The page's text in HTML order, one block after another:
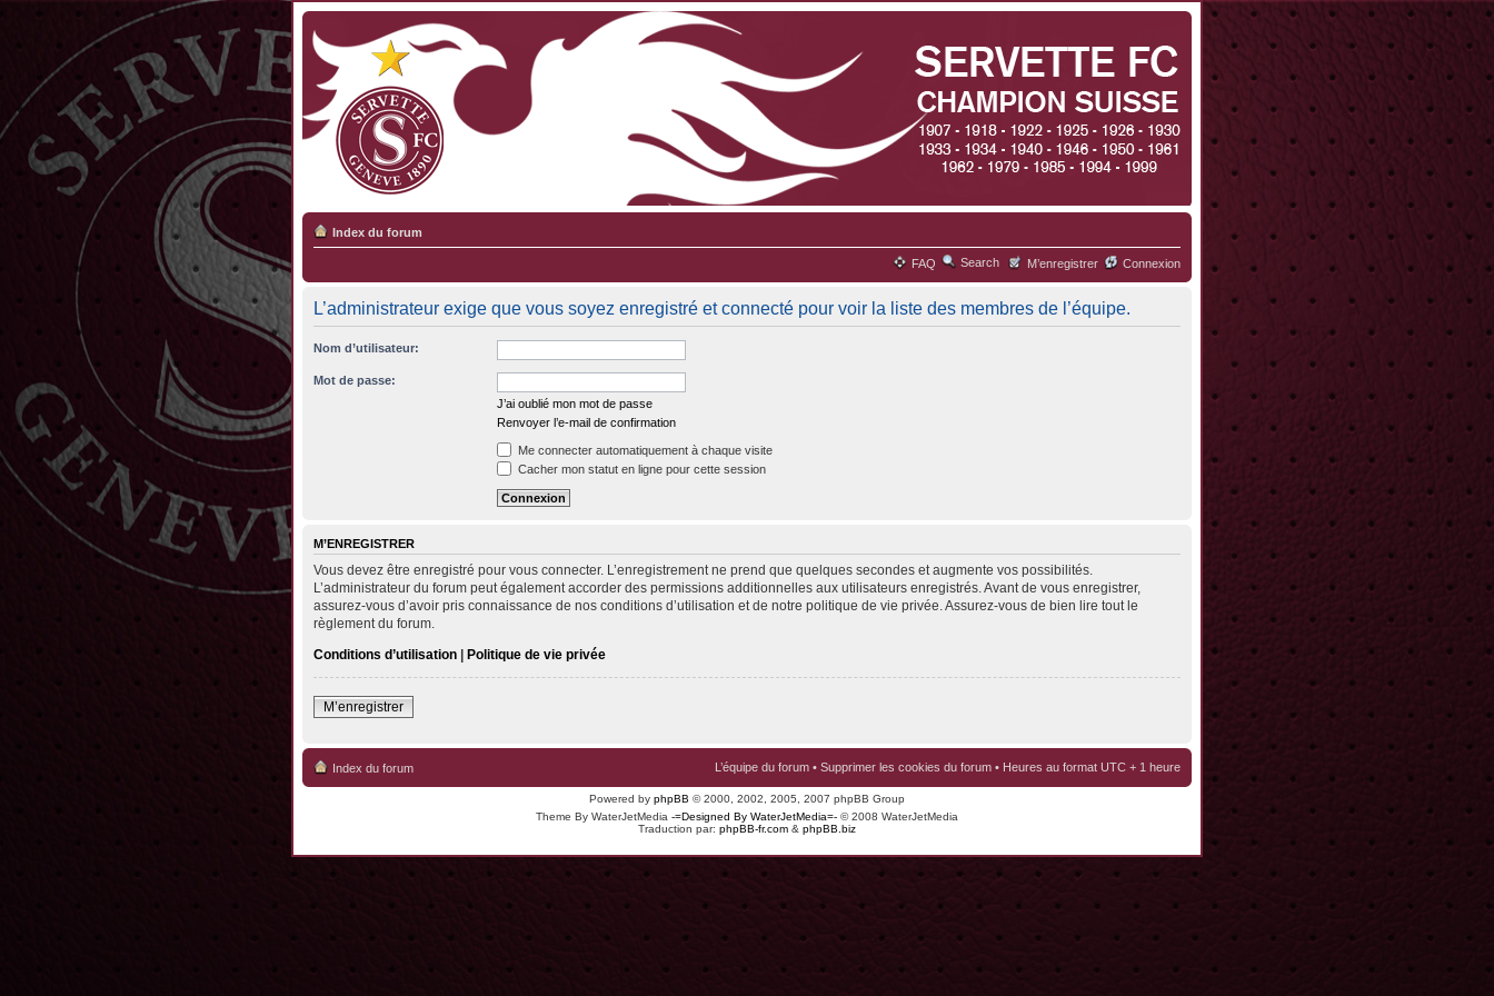
Index du forum
FAQ Search M’enregistrer Connexion
L’administrateur exige que vous soyez enregistré et connecté pour voir la liste des membres de l’équipe.
Nom d’utilisateur:
Mot de passe:
J’ai oublié mon mot de passe
Renvoyer l’e-mail de confirmation
Me connecter automatiquement à chaque visite
Cacher mon statut en ligne pour cette session
M’ENREGISTRER
Vous devez être enregistré pour vous connecter. L’enregistrement ne prend que quelques secondes et augmente vos possibilités.
L’administrateur du forum peut également accorder des permissions additionnelles aux utilisateurs enregistrés. Avant de vous enregistrer,
assurez-vous d’avoir pris connaissance de nos conditions d’utilisation et de notre politique de vie privée. Assurez-vous de bien lire tout le
règlement du forum.
Conditions d’utilisation | Politique de vie privée
M’enregistrer
Index du forum L’équipe du forum • Supprimer les cookies du forum • Heures au format UTC + 1 heure
Powered by phpBB © 2000, 2002, 2005, 2007 phpBB Group
Theme By WaterJetMedia -=Designed By WaterJetMedia=- © 2008 WaterJetMedia
Traduction par: phpBB-fr.com & phpBB.biz